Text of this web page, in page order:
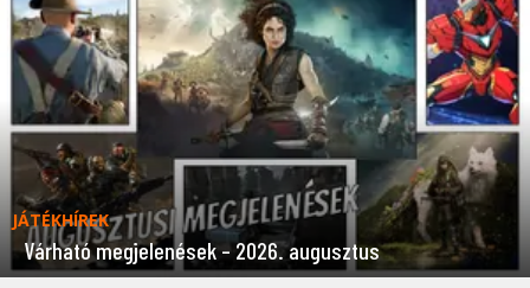
JÁTÉKHÍREK
Várható megjelenések – 2026. augusztus